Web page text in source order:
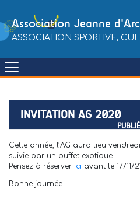
content
Association Jeanne d'Arc
ASSOCIATION SPORTIVE,
INVITATION AG 2020
Cette année, l’AG aura lieu
suivie par un buffet exotique.
Pensez à réserver ici avant le 17/11/
Bonne journée